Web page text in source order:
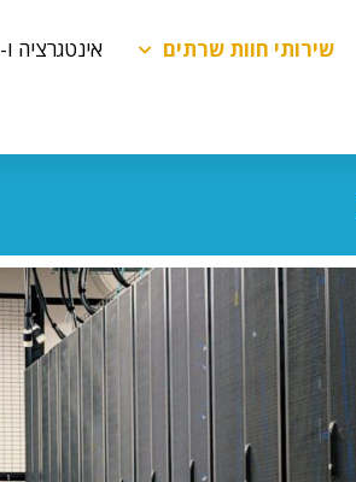
שירותי חוות שרתים
אינטגרציה ו- IT